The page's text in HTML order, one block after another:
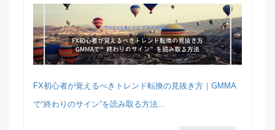
FX初心者が覚えるべきトレンド転換の見抜き方｜GMMA
で“終わりのサイン”を読み取る方法...